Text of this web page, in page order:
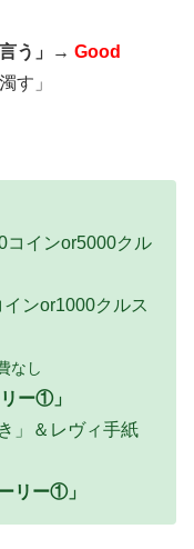
う」→ Good
す」
コインor5000クル
ンor1000クルス
なし
ー①」
」＆レヴィ手紙
リー①」